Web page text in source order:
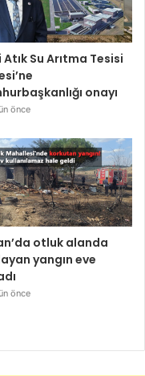
Atık Su Arıtma Tesisi
onayı
önce
otluk alanda
yangın eve
önce